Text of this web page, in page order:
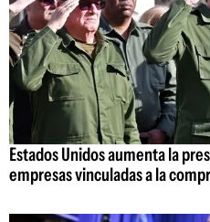
Estados Unidos aumenta la
empresas vinculadas a la